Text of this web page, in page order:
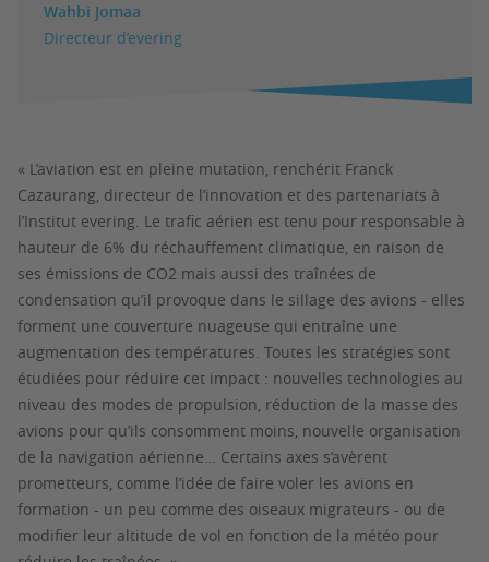
Wahbi Jomaa
Directeur d’evering
« L’aviation est en pleine mutation, renchérit Franck
Cazaurang, directeur de l’innovation et des partenariats à
l’Institut evering. Le trafic aérien est tenu pour responsable à
hauteur de 6% du réchauffement climatique, en raison de
ses émissions de CO2 mais aussi des traînées de
condensation qu’il provoque dans le sillage des avions - elles
forment une couverture nuageuse qui entraîne une
augmentation des températures. Toutes les stratégies sont
étudiées pour réduire cet impact : nouvelles technologies au
niveau des modes de propulsion, réduction de la masse des
avions pour qu’ils consomment moins, nouvelle organisation
de la navigation aérienne… Certains axes s’avèrent
prometteurs, comme l’idée de faire voler les avions en
formation - un peu comme des oiseaux migrateurs - ou de
modifier leur altitude de vol en fonction de la météo pour